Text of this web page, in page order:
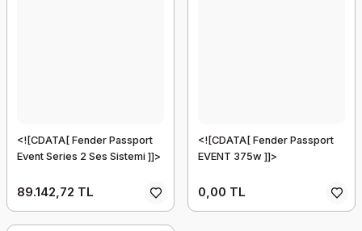
<![CDATA[ Fender Passport
Event Series 2 Ses Sistemi ]]>
89.142,72 TL
<![CDATA[ Fender Passport
EVENT 375w ]]>
0,00 TL